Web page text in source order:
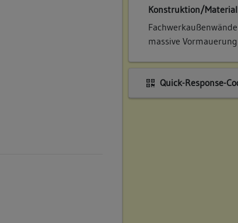
Konstruktion/
massive
Quick-Response-